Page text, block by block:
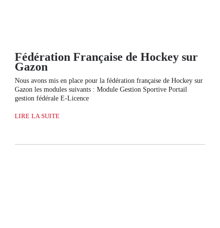
Fédération Française de Hockey sur
Gazon
Nous avons mis en place pour la fédération française de Hockey sur
Gazon les modules suivants : Module Gestion Sportive Portail
gestion fédérale E-Licence
LIRE LA SUITE